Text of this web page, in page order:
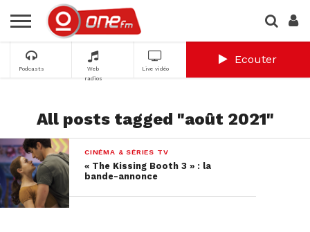
Podcasts
Web
radios
Live vidéo
Ecouter
All posts tagged "août 2021"
CINÉMA & SÉRIES TV
« The Kissing Booth 3 » : la
bande-annonce